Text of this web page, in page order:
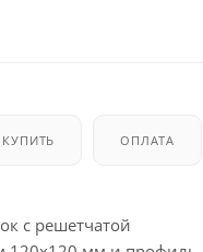
КУПИТЬ ОПЛАТА
с решетчатой